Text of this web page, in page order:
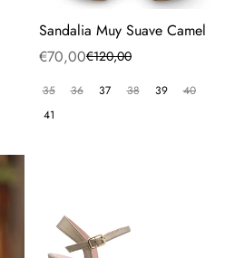
Sandalia Muy Suave Camel
Precio
de
€70,00
Precio
regular
€120,00
35 36 37 38 39
40
41